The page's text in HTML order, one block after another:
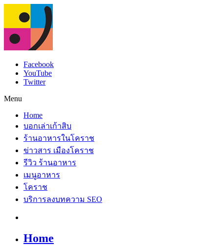
Facebook
YouTube
Twitter
Menu
Home
บอกเล่าเก้าสิบ
ร้านอาหารในโคราช
ข่าวสาร เมืองโคราช
รีวิว ร้านอาหาร
เมนูอาหาร
โคราช
บริการลงบทความ SEO
Home